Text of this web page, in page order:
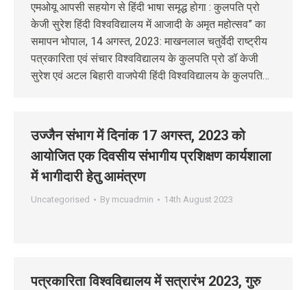
एमओयू आपसी सहयोग से हिंदी भाषा समृद्ध होगा : कुलपति प्रो
केजी सुरेश हिंदी विश्वविद्यालय में आजादी के अमृत महोत्सव” का
समापन भोपाल, 14 अगस्‍त, 2023: माखनलाल चतुर्वेदी राष्ट्रीय
पत्रकारिता एवं संचार विश्वविद्यालय के कुलपति प्रो डॉ केजी
सुरेश एवं अटल बिहारी वाजपेयी हिंदी विश्वविद्यालय के कुलपति…
उज्‍जैन संभाग में दिनांक 17 अगस्‍त, 2023 को
आयोजित एक दिवसीय संभागीय प्रशिक्षण कार्यशाला
में भागीदारी हेतु आमंत्रण
Uncategorised By mcuadmin 14th August 2023
पत्रकारिता विश्वविद्यालय में सत्रारंभ 2023, गुरु